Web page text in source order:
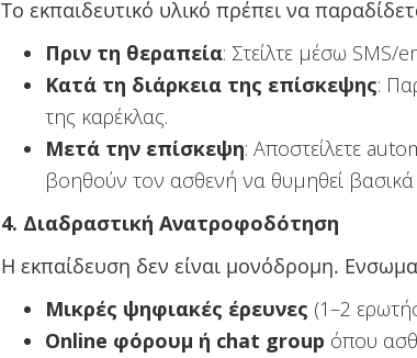
Το εκπαιδευτικό υλικό πρέπει να
Πριν τη θεραπεία: Στείλτε μέσω SMS/
Κατά τη διάρκεια της επίσκεψης:
της καρέκλας.
Μετά την επίσκεψη: Αποστείλετε
βοηθούν τον ασθενή να θυμηθεί βασικά
4. Διαδραστική Ανατροφοδότηση
Η εκπαίδευση δεν είναι μονόδρομη.
Μικρές ψηφιακές έρευνες (1–2
Online φόρουμ ή chat group όπου